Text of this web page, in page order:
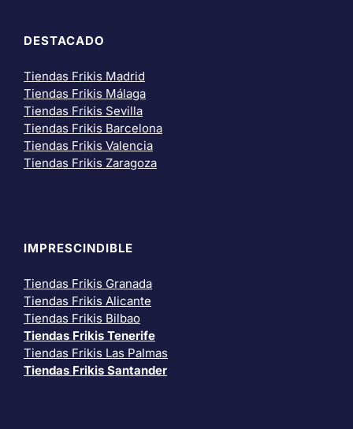
DESTACADO
Tiendas Frikis Madrid
Tiendas Frikis Málaga
Tiendas Frikis Sevilla
Tiendas Frikis Barcelona
Tiendas Frikis Valencia
Tiendas Frikis Zaragoza
IMPRESCINDIBLE
Tiendas Frikis Granada
Tiendas Frikis Alicante
Tiendas Frikis Bilbao
Tiendas Frikis Tenerife
Tiendas Frikis Las Palmas
Tiendas Frikis Santander